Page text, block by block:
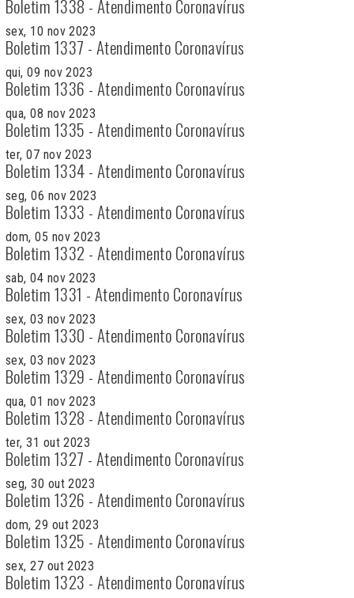
Boletim 1338 - Atendimento Coronavírus
sex, 10 nov 2023
Boletim 1337 - Atendimento Coronavírus
qui, 09 nov 2023
Boletim 1336 - Atendimento Coronavírus
qua, 08 nov 2023
Boletim 1335 - Atendimento Coronavírus
ter, 07 nov 2023
Boletim 1334 - Atendimento Coronavírus
seg, 06 nov 2023
Boletim 1333 - Atendimento Coronavírus
dom, 05 nov 2023
Boletim 1332 - Atendimento Coronavírus
sab, 04 nov 2023
Boletim 1331 - Atendimento Coronavírus
sex, 03 nov 2023
Boletim 1330 - Atendimento Coronavírus
sex, 03 nov 2023
Boletim 1329 - Atendimento Coronavírus
qua, 01 nov 2023
Boletim 1328 - Atendimento Coronavírus
ter, 31 out 2023
Boletim 1327 - Atendimento Coronavírus
seg, 30 out 2023
Boletim 1326 - Atendimento Coronavírus
dom, 29 out 2023
Boletim 1325 - Atendimento Coronavírus
sex, 27 out 2023
Boletim 1323 - Atendimento Coronavírus